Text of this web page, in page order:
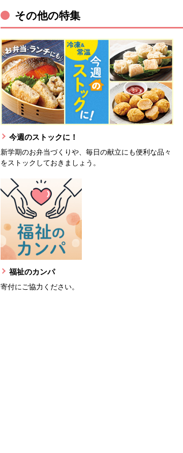
その他の特集
今週のストックに！
新学期のお弁当づくりや、毎日の献立にも便利な品々
をストックしておきましょう。
福祉のカンパ
寄付にご協力ください。